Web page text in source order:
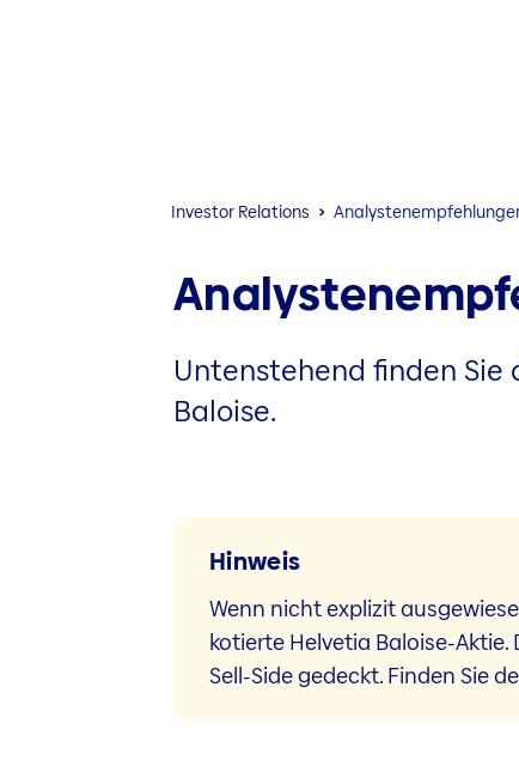
Investor Relations
Untenstehend finden
Baloise.
Hinweis
Wenn nicht explizit
kotierte Helvetia Baloise-
Sell-Side gedeckt. Finden Sie